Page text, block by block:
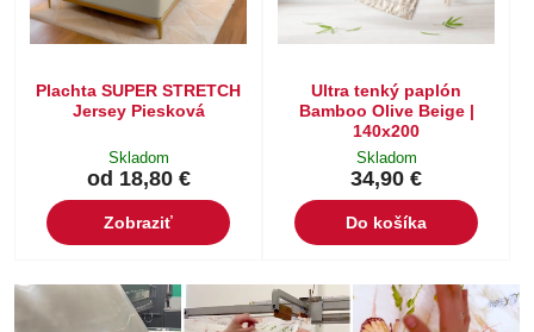
Plachta SUPER STRETCH
Jersey Piesková
Skladom
od 18,80 €
Zobraziť
Ultra tenký paplón
Bamboo Olive Beige |
140x200
Skladom
34,90 €
Do košíka